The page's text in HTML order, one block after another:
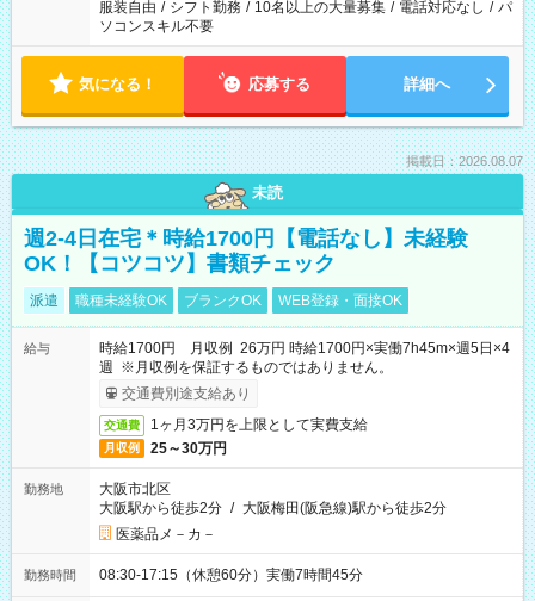
服装自由 / シフト勤務 / 10名以上の大量募集 / 電話対応なし / パ
ソコンスキル不要
気になる！ 応募する 詳細へ
掲載日：2026.08.07
未読
週2-4日在宅＊時給1700円【電話なし】未経験
OK！【コツコツ】書類チェック
派遣 職種未経験OK ブランクOK WEB登録・面接OK
給与
時給1700円 月収例 26万円 時給1700円×実働7h45m×週5日×4
週 ※月収例を保証するものではありません。
交通費別途支給あり
交通費 1ヶ月3万円を上限として実費支給
月収例 25～30万円
勤務地
大阪市北区
大阪駅から徒歩2分 / 大阪梅田(阪急線)駅から徒歩2分
医薬品メ－カ－
勤務時間 08:30-17:15（休憩60分）実働7時間45分